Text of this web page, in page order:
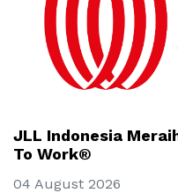
JLL Indonesia
To Work®
04 August 2026